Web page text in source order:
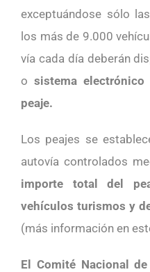
exceptuándose sólo
los más de 9.000
vía cada día deberán
o sistema
peaje.
Los peajes se
autovía controlados
importe total del
vehículos turismos y
(más información en
El Comité Nacional